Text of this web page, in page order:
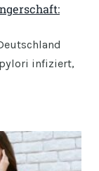
infiziert,